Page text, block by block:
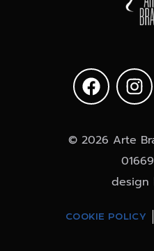
© 2026 Arte
design
COOKIE POLICY